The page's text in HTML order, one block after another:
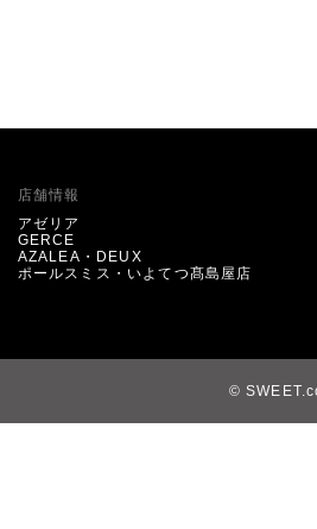
店舗情報
アゼリア
GERCE
AZALEA・DEUX
ポールスミス・いよてつ髙島屋店
©